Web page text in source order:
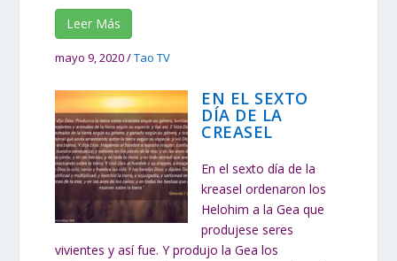
Leer Más
mayo 9, 2020/Tao TV
EN EL SEXTO
DÍA DE LA
CREASEL
En el sexto día de la
kreasel ordenaron los
Helohim a la Gea que
produjese seres
vivientes y así fue. Y produjo la Gea los